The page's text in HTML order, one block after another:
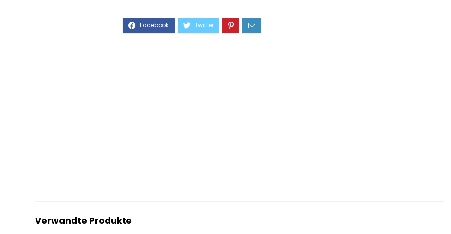
Verwandte Produkte